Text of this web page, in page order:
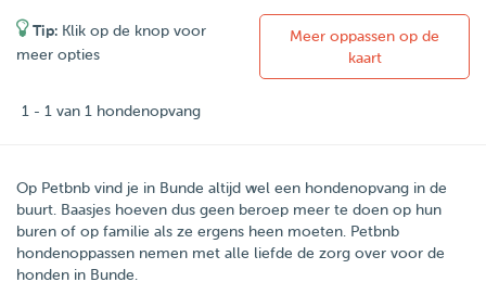
Tip: Klik op de knop voor
meer opties
Meer oppassen op de
kaart
1 - 1 van 1 hondenopvang
Op Petbnb vind je in Bunde altijd wel een hondenopvang in de
buurt. Baasjes hoeven dus geen beroep meer te doen op hun
buren of op familie als ze ergens heen moeten. Petbnb
hondenoppassen nemen met alle liefde de zorg over voor de
honden in Bunde.